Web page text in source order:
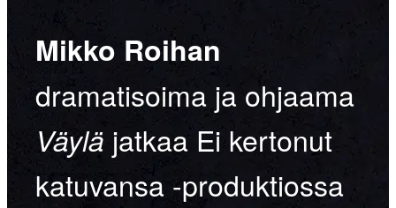
Mikko Roihan
dramatisoima ja ohjaama
Väylä jatkaa Ei kertonut
katuvansa -produktiossa